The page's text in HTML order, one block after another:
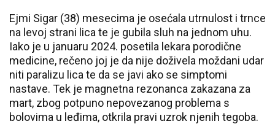
Ejmi Sigar (38) mesecima je osećala utrnulost i trnce
na levoj strani lica te je gubila sluh na jednom uhu.
Iako je u januaru 2024. posetila lekara porodične
medicine, rečeno joj je da nije doživela moždani udar
niti paralizu lica te da se javi ako se simptomi
nastave. Tek je magnetna rezonanca zakazana za
mart, zbog potpuno nepovezanog problema s
bolovima u leđima, otkrila pravi uzrok njenih tegoba.